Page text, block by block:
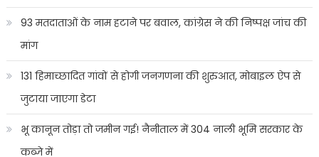
93 मतदाताओं के नाम हटाने पर बवाल, कांग्रेस ने की निष्पक्ष जांच की
मांग
131 हिमाच्छादित गांवों से होगी जनगणना की शुरुआत, मोबाइल ऐप से
जुटाया जाएगा डेटा
भू कानून तोड़ा तो जमीन गई! नैनीताल में 304 नाली भूमि सरकार के
कब्जे में